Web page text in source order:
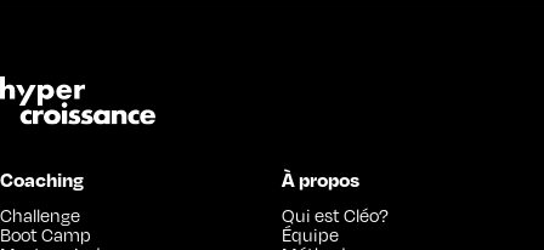
Coaching
Challenge
Boot Camp
À propos
Qui est Cléo?
Équipe